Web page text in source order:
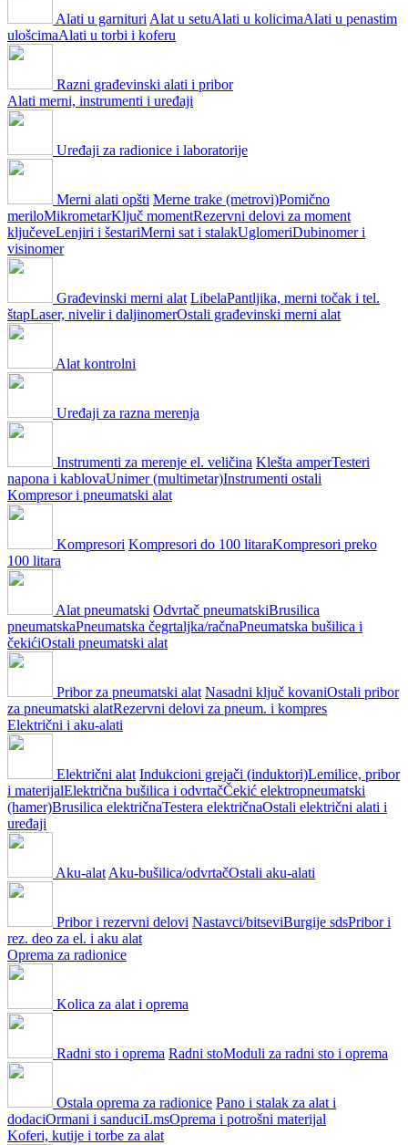
Alati u garnituri Alat u setuAlati u kolicimaAlati u penastim
ulošcimaAlati u torbi i koferu
Razni građevinski alati i pribor
Alati merni, instrumenti i uređaji
Uređaji za radionice i laboratorije
Merni alati opšti Merne trake (metrovi)Pomično
meriloMikrometarKljuč momentRezervni delovi za moment
ključeveLenjiri i šestariMerni sat i stalakUglomeriDubinomer i
visinomer
Građevinski merni alat LibelaPantljika, merni točak i tel.
štapLaser, nivelir i daljinomerOstali građevinski merni alat
Alat kontrolni
Uređaji za razna merenja
Instrumenti za merenje el. veličina Klešta amperTesteri
napona i kablovaUnimer (multimetar)Instrumenti ostali
Kompresor i pneumatski alat
Kompresori Kompresori do 100 litaraKompresori preko
100 litara
Alat pneumatski Odvrtač pneumatskiBrusilica
pneumatskaPneumatska čegrtaljka/račnaPneumatska bušilica i
čekićiOstali pneumatski alat
Pribor za pneumatski alat Nasadni ključ kovaniOstali pribor
za pneumatski alatRezervni delovi za pneum. i kompres
Električni i aku-alati
Električni alat Indukcioni grejači (induktori)Lemilice, pribor
i materijalElektrična bušilica i odvrtačČekić elektropneumatski
(hamer)Brusilica električnaTestera električnaOstali električni alati i
uređaji
Aku-alat Aku-bušilica/odvrtačOstali aku-alati
Pribor i rezervni delovi Nastavci/bitseviBurgije sdsPribor i
rez. deo za el. i aku alat
Oprema za radionice
Kolica za alat i oprema
Radni sto i oprema Radni stoModuli za radni sto i oprema
Ostala oprema za radionice Pano i stalak za alat i
dodaciOrmani i sanduciLmsOprema i potrošni materijal
Koferi, kutije i torbe za alat